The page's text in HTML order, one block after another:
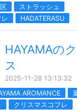
ストラッシュ
HADATERASU
HAYAMAの
ス
2025-11-28 13:13:32
AROMANCE
クリスマスコフレ